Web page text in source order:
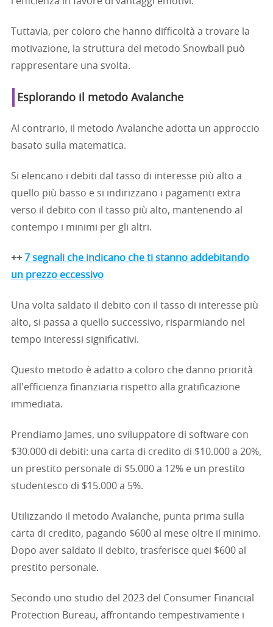
Tuttavia, per coloro che hanno difficoltà a trovare la
motivazione, la struttura del metodo Snowball può
rappresentare una svolta.
Esplorando il metodo Avalanche
Al contrario, il metodo Avalanche adotta un approccio
basato sulla matematica.
Si elencano i debiti dal tasso di interesse più alto a
quello più basso e si indirizzano i pagamenti extra
verso il debito con il tasso più alto, mantenendo al
contempo i minimi per gli altri.
++ 7 segnali che indicano che ti stanno addebitando
un prezzo eccessivo
Una volta saldato il debito con il tasso di interesse più
alto, si passa a quello successivo, risparmiando nel
tempo interessi significativi.
Questo metodo è adatto a coloro che danno priorità
all'efficienza finanziaria rispetto alla gratificazione
immediata.
Prendiamo James, uno sviluppatore di software con
$30.000 di debiti: una carta di credito di $10.000 a 20%,
un prestito personale di $5.000 a 12% e un prestito
studentesco di $15.000 a 5%.
Utilizzando il metodo Avalanche, punta prima sulla
carta di credito, pagando $600 al mese oltre il minimo.
Dopo aver saldato il debito, trasferisce quei $600 al
prestito personale.
Secondo uno studio del 2023 del Consumer Financial
Protection Bureau, affrontando tempestivamente i